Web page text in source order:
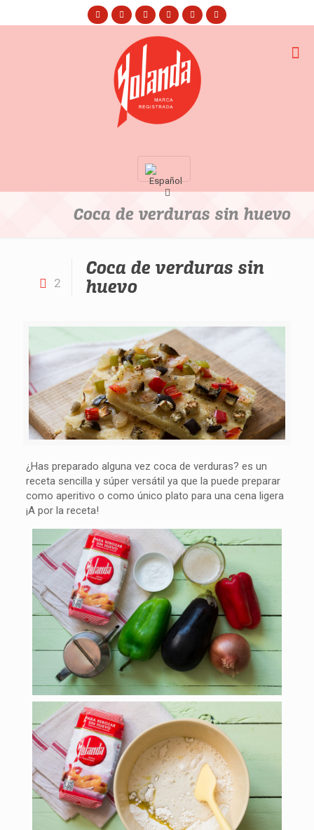
Coca de verduras sin huevo
2
Coca de verduras sin
huevo
¿Has preparado alguna vez coca de verduras? es un
receta sencilla y súper versátil ya que la puede preparar
como aperitivo o como único plato para una cena ligera
¡A por la receta!